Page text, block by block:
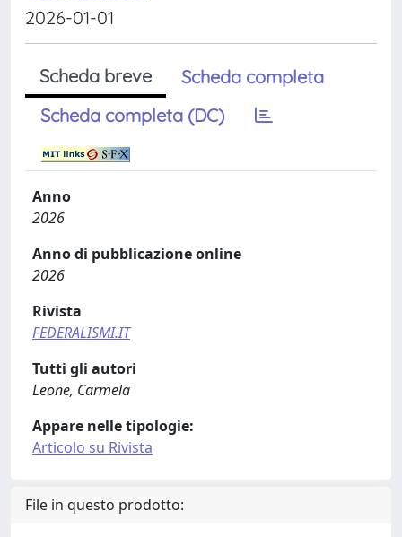
2026-01-01
Scheda breve
Scheda completa
Scheda completa (DC)
Anno
2026
Anno di pubblicazione online
2026
Rivista
FEDERALISMI.IT
Tutti gli autori
Leone, Carmela
Appare nelle tipologie:
Articolo su Rivista
File in questo prodotto: